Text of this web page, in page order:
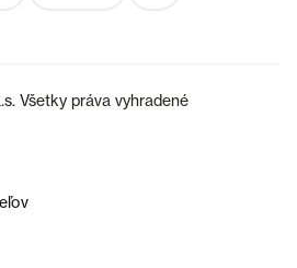
Všetky práva vyhradené